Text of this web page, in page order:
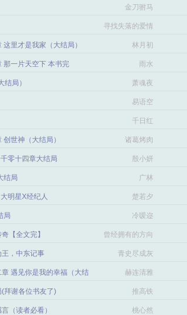
金刀驸马
寻找失落的爱情
里才是我家（大结局） 林月初
那一片天空下 本书完 雨水
局） 萧魂夜
易语空
千日红
世神（大结局） 诸葛烤肉
零十四章大结局 殷小妍
结局 广林
明星X经纪人 楚若夕
局 冷嗳迩
【全文完】
曾经拥有的方向
感
，中东记事 青史尽成灰
遇见你是我的幸福（大结
赫连清雅
拜谢各位书友了) 推高铁
（读者必看） 桃心然